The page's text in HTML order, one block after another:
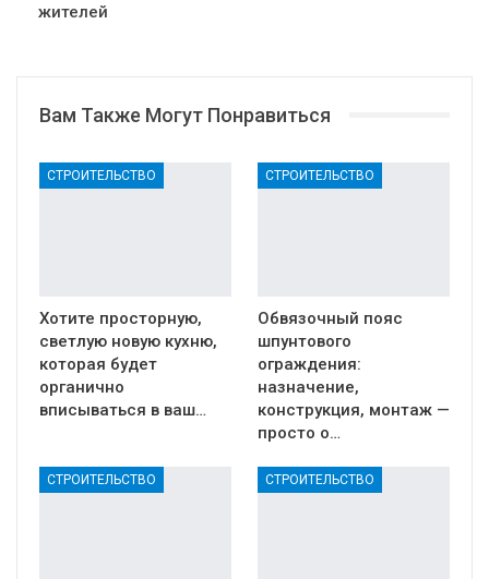
жителей
Вам Также Могут Понравиться
СТРОИТЕЛЬСТВО
Хотите просторную,
светлую новую кухню,
которая будет
органично
вписываться в ваш…
СТРОИТЕЛЬСТВО
Обвязочный пояс
шпунтового
ограждения:
назначение,
конструкция, монтаж —
просто о…
СТРОИТЕЛЬСТВО СТРОИТЕЛЬСТВО